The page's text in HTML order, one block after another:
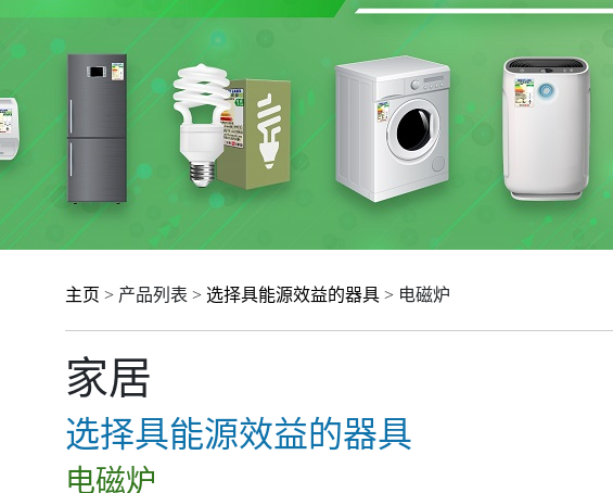
主页 > 产品列表 > 选择具能源效益的器具 > 电磁炉
家居
选择具能源效益的器具
电磁炉